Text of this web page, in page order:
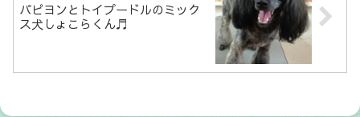
パピヨンとトイプードルのミック
ス犬しょこらくん♬